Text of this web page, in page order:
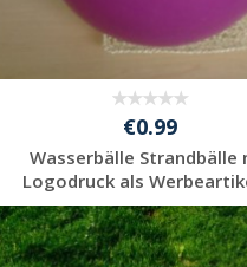
€0.99
Wasserbälle Strandbälle
Logodruck als
Individuelles
Angebot anfordern